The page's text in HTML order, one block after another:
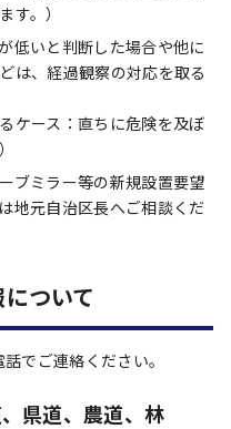
す。）
低いと判断した場合や他に
は、経過観察の対応を取る
ケース：直ちに危険を及ぼ
ブミラー等の新規設置要望
地元自治区長へご相談くだ
ついて
でご連絡ください。
県道、農道、林